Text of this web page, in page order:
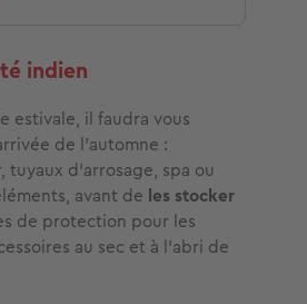
indien
estivale, il faudra vous
de l’automne :
d’arrosage, spa ou
avant de les stocker
de protection pour les
au sec et à l’abri de